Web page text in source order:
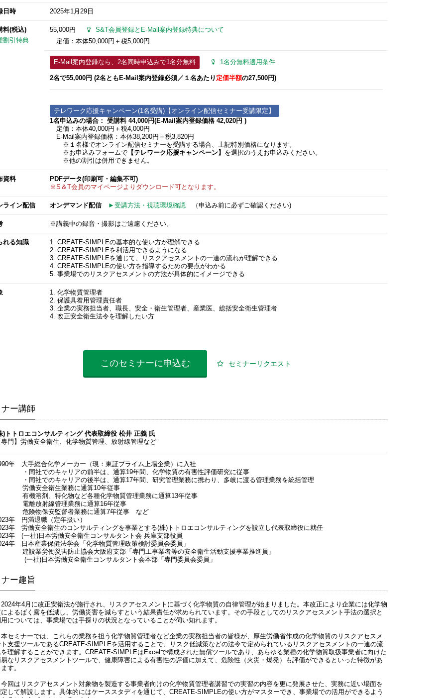
日時 2025年1月29日
料(税込)
割引特典
55,000円
S&T会員登録とE-Mail案内登録特典について
定価：本体50,000円＋税5,000円
E-Mail案内登録なら、2名同時申込みで1名分無料 1名分無料適用条件
2名で55,000円 (2名ともE-Mail案内登録必須​／１名あたり 定価半額の27,500円)
テレワーク応援キャンペーン(1名受講)【オンライン配信セミナー受講限定】
1名申込みの場合： 受講料 44,000円(E-Mail案内登録価格 42,020円 )
定価：本体40,000円＋税4,000円
E-Mail案内登録価格：本体38,200円＋税3,820円
※１名様でオンライン配信セミナーを受講する場合、上記特別価格になります。
※お申込みフォームで【テレワーク応援キャンペーン】
を選択のうえお申込みください。
※他の割引は併用できません。
資料
PDFデータ(印刷可・編集不可)
※S＆T会員のマイページよりダウンロード可となります。
ライン配信 オンデマンド配信 ►受講方法・視聴環境確認（申込み前に必ずご確認ください)
※講義中の録音・撮影はご遠慮ください。
れる知識
1. CREATE-SIMPLEの基本的な使い方が理解できる
2. CREATE-SIMPLEを利活用できるようになる
3. CREATE-SIMPLEを通じて、リスクアセスメントの一連の流れが理解できる
4. CREATE-SIMPLEの使い方を指導するための要点がわかる
5. 事業場でのリスクアセスメントの方法が具体的にイメージできる
1. 化学物質管理者
2. 保護具着用管理責任者
3. 企業の実務担当者、職長、安全・衛生管理者、産業医、総括安全衛生管理者
4. 改正安全衛生法令を理解したい方
このセミナーに申込む セミナーリクエスト
ー講師
)トトロエコンサルティング 代表取締役 松井 正義 氏
門】労働安全衛生、化学物質管理、放射線管理など
年 大手総合化学メーカー（現：東証プライム上場企業）に入社
同社でのキャリアの前半は、通算19年間、化学物質の有害性評価研究に従事
同社でのキャリアの後半は、通算17年間、研究管理業務に携わり、多岐に渡る管理業務を統括管理
働安全衛生業務に通算10年従事
機溶剤、特化物など各種化学物質管理業務に通算13年従事
離放射線管理業務に通算16年従事
険物保安監督者業務に通算7年従事 など
年 円満退職（定年扱い）
年 労働安全衛生のコンサルティングを事業とする(株)トトロエコンサルティングを設立し代表取締役に就任
年 (一社)日本労働安全衛生コンサルタント会 兵庫支部役員
年 日本産業保健法学会「化学物質管理政策検討委員会委員」
設業労働災害防止協会大阪府支部「専門工事業者等の安全衛生活動支援事業推進員」
社)日本労働安全衛生コンサルタント会本部「専門委員会委員」
ー趣旨
年4月に改正安衛法が施行され、リスクアセスメントに基づく化学物質の自律管理が始まりました。本改正により企業には化学物
よるばく露を低減し、労働災害を減らすという結果責任が求められています。その手段としてのリスクアセスメント手法の選択と
については、事業場では手探りの状況となっていることが伺い知れます。
セミナーでは、これらの業務を担う化学物質管理者など企業の実務担当者の皆様が、厚生労働省作成の化学物質のリスクアセスメ
支援ツールであるCREATE-SIMPLEを活用することで、リスク低減策などの法令で定められているリスクアセスメントの一連の流
理解することができます。CREATE-SIMPLEはExcelで構成された無償ツールであり、あらゆる業種の化学物質取扱事業者に向けた
なリスクアセスメントツールで、健康障害による有害性の評価に加えて、危険性（火災・爆発）も評価ができるといった特徴があ
す。
回はリスクアセスメント対象物を製造する事業者向けの化学物質管理者講習での実習の内容を更に発展させた、実務に近い場面を
して解説します。具体的にはケーススタディを通じて、CREATE-SIMPLEの使い方がマスターでき、事業場での活用ができるよう